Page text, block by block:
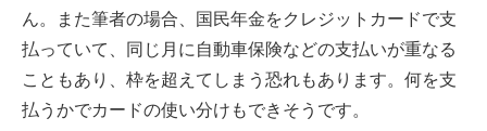
ん。また筆者の場合、国民年金をクレジットカードで支
払っていて、同じ月に自動車保険などの支払いが重なる
こともあり、枠を超えてしまう恐れもあります。何を支
払うかでカードの使い分けもできそうです。